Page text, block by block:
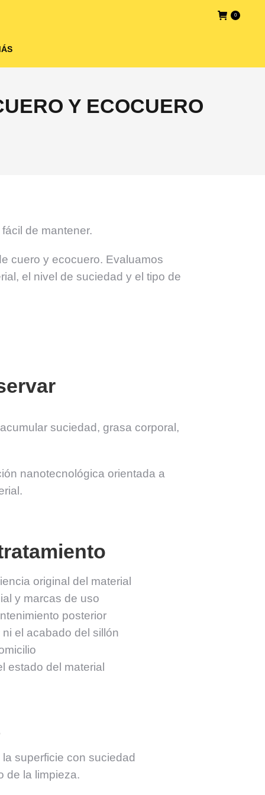
0
Y ECOCUERO
de mantener.
cuero y ecocuero. Evaluamos
el nivel de suciedad y el tipo de
suciedad, grasa corporal,
nanotecnológica orientada a
original del material
y marcas de uso
posterior
el acabado del sillón
estado del material
superficie con suciedad
de la limpieza.